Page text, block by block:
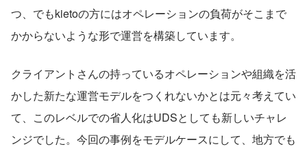
つ、でもkietoの方にはオペレーションの負荷がそこまで
かからないような形で運営を構築しています。
クライアントさんの持っているオペレーションや組織を活
かした新たな運営モデルをつくれないかとは元々考えてい
て、このレベルでの省人化はUDSとしても新しいチャレ
ンジでした。今回の事例をモデルケースにして、地方でも